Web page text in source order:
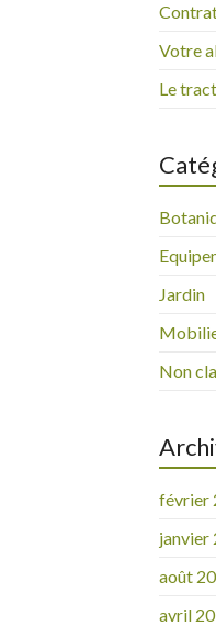
Votre
Le
Jardin
Non
février
janvier
août
avril